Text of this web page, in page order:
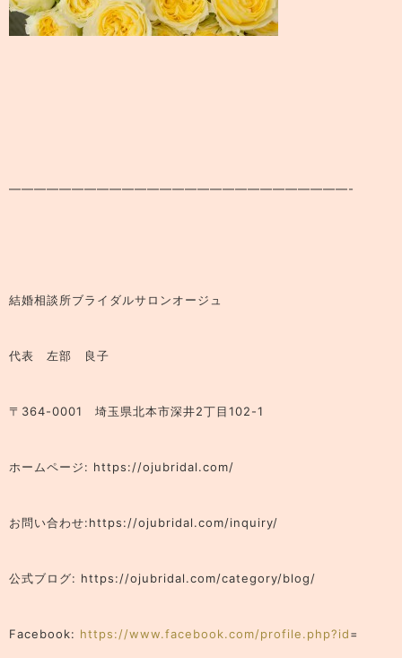
———————————————————————————-
結婚相談所ブライダルサロンオージュ
代表 左部 良子
〒364-0001 埼玉県北本市深井2丁目102-1
ホームページ: https://ojubridal.com/
お問い合わせ:https://ojubridal.com/inquiry/
公式ブログ: https://ojubridal.com/category/blog/
Facebook: https://www.facebook.com/profile.php?id=